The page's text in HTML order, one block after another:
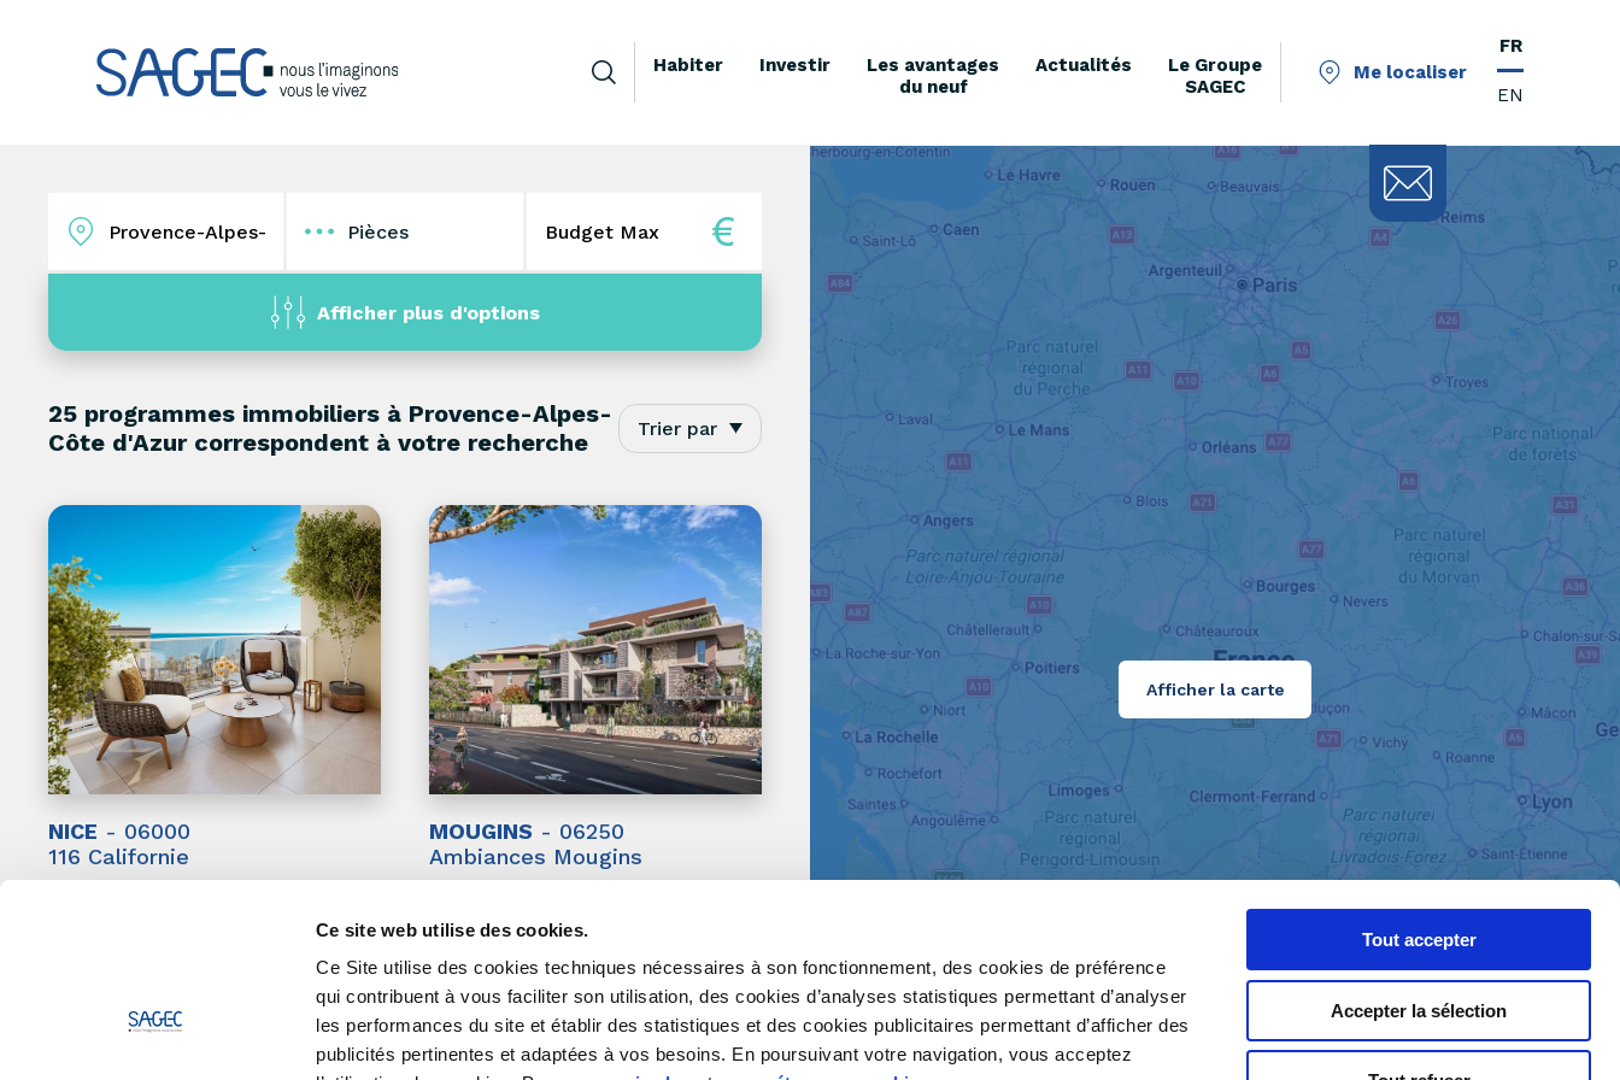
Ce site web utilise des cookies.
Ce Site utilise des cookies techniques nécessaires à son fonctionnement, des cookies de préférence
qui contribuent à vous faciliter son utilisation, des cookies d’analyses statistiques permettant d’analyser
les performances du site et établir des statistiques et des cookies publicitaires permettant d’afficher des
publicités pertinentes et adaptées à vos besoins. En poursuivant votre navigation, vous acceptez
Tout accepter
Accepter la sélection
Habiter Investir
Les avantages
du neuf
Actualités
Le Groupe
SAGEC
Me localiser
FR
EN
Pièces
1 2 3 4
Afficher plus d'options
25 programmes immobiliers à Provence-Alpes-
Côte d'Azur correspondent à votre recherche
Trier par
NICE - 06000
116 Californie
Découvrir le programme
MOUGINS - 06250
Ambiances Mougins
à partir de 292 322€
Stationnements
à partir de 30 000€
Découvrir le programme
Afficher la carte